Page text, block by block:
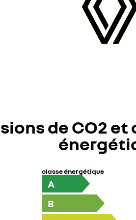
de CO2
classe énergétique
A
B